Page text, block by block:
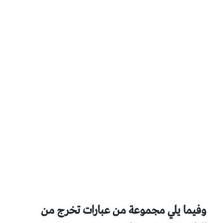
وفيما يلي مجموعة من عبارات تخرج من